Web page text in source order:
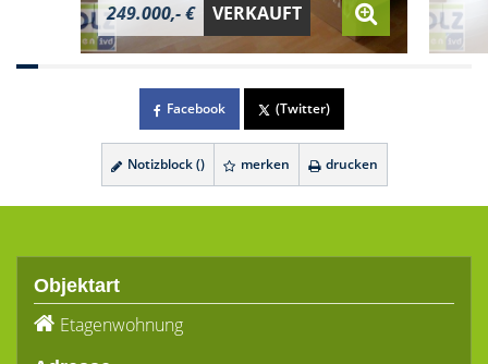
249.000,- € VERKAUFT
Facebook (Twitter)
Notizblock () merken drucken
Objektart
Etagenwohnung